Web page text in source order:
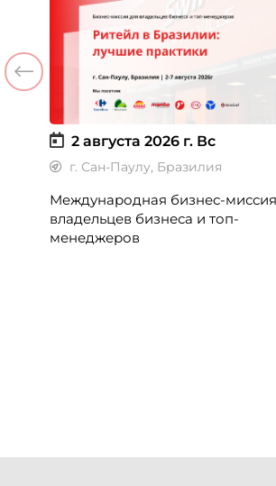
2 августа 2026 г. Вс
г. Сан-Паулу, Бразилия
Международная бизнес-
владельцев бизнеса и топ-
менеджеров